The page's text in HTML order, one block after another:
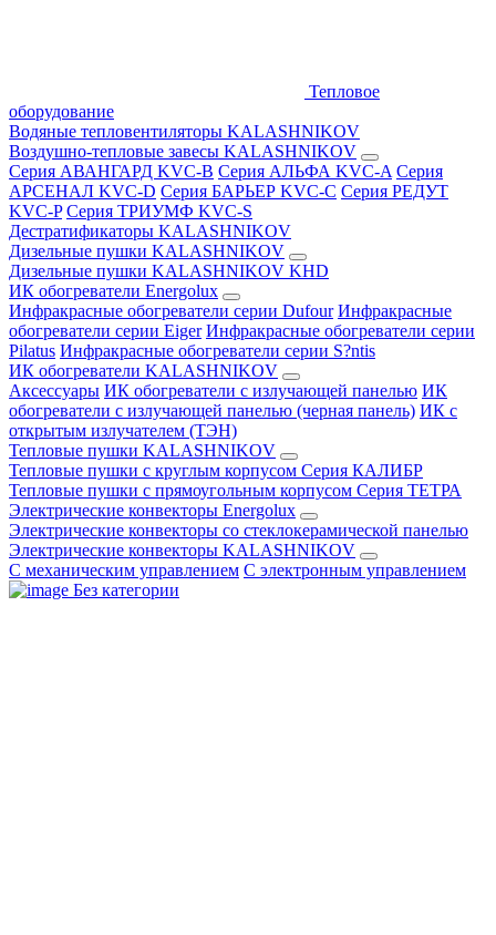
Тепловое
оборудование
Водяные тепловентиляторы KALASHNIKOV
Воздушно-тепловые завесы KALASHNIKOV
Серия АВАНГАРД KVC-B Серия АЛЬФА KVC-A Серия
АРСЕНАЛ KVC-D Серия БАРЬЕР KVC-C Серия РЕДУТ
KVC-P Серия ТРИУМФ KVC-S
Дестратификаторы KALASHNIKOV
Дизельные пушки KALASHNIKOV
Дизельные пушки KALASHNIKOV KHD
ИК обогреватели Energolux
Инфракрасные обогреватели серии Dufour Инфракрасные
обогреватели серии Eiger Инфракрасные обогреватели серии
Pilatus Инфракрасные обогреватели серии S?ntis
ИК обогреватели KALASHNIKOV
Аксессуары ИК обогреватели с излучающей панелью ИК
обогреватели с излучающей панелью (черная панель) ИК с
открытым излучателем (ТЭН)
Тепловые пушки KALASHNIKOV
Тепловые пушки с круглым корпусом Серия КАЛИБР
Тепловые пушки с прямоугольным корпусом Серия ТЕТРА
Электрические конвекторы Energolux
Электрические конвекторы со стеклокерамической панелью
Электрические конвекторы KALASHNIKOV
С механическим управлением С электронным управлением
Без категории